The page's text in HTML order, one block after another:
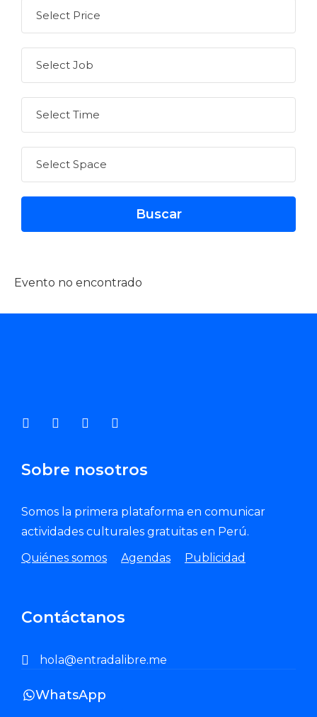
Evento no encontrado
Sobre nosotros
Somos la primera plataforma en comunicar
actividades culturales gratuitas en Perú.
Quiénes somos
Agendas Publicidad
Contáctanos
hola@entradalibre.me
WhatsApp